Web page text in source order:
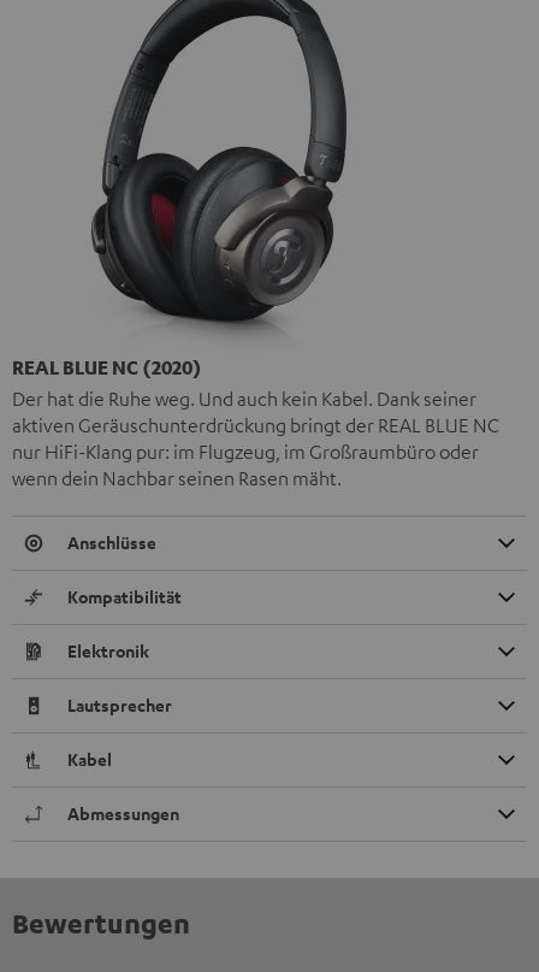
REAL BLUE NC (2020)
Der hat die Ruhe weg. Und auch kein Kabel. Dank seiner
aktiven Geräuschunterdrückung bringt der REAL BLUE NC
nur HiFi-Klang pur: im Flugzeug, im Großraumbüro oder
wenn dein Nachbar seinen Rasen mäht.
Anschlüsse
Kompatibilität
Elektronik
Lautsprecher
Kabel
Abmessungen
Bewertungen